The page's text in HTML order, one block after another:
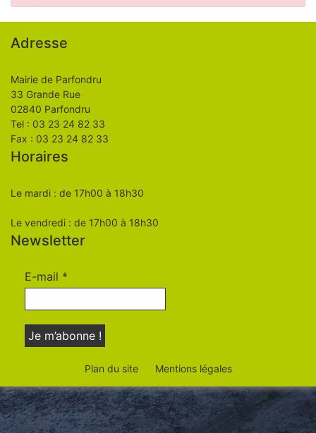
Adresse
Mairie de Parfondru
33 Grande Rue
02840 Parfondru
Tel : 03 23 24 82 33
Fax : 03 23 24 82 33
Horaires
Le mardi : de 17h00 à 18h30
Le vendredi : de 17h00 à 18h30
Newsletter
E-mail *
Plan du site Mentions légales